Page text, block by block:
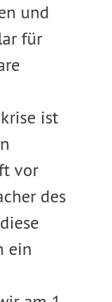
und
für
ist
vor
des
ein